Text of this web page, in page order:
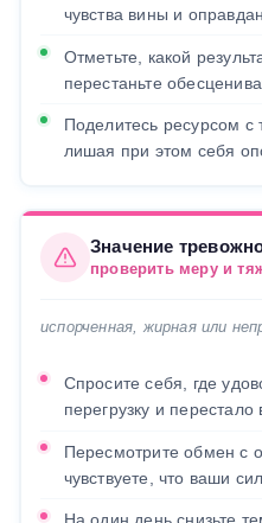
чувства вины и
Отметьте, какой
перестаньте
Поделитесь ресурсом с
лишая при этом себя
Значение
проверить меру и
испорченная, жирная или
Спросите себя, где
перегрузку и перестало
Пересмотрите обмен с
чувствуете, что ваши